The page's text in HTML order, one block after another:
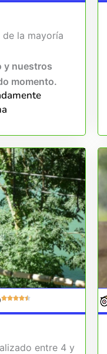
la mayoría
y nuestros
momento.
entre 4 y